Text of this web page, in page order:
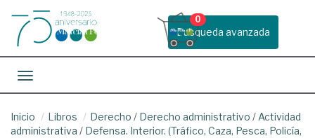
Busqueda avanzada
0
Toggle navigation
Inicio Libros Derecho / Derecho administrativo / Actividad
administrativa / Defensa. Interior. (Tráfico, Caza, Pesca, Policía,